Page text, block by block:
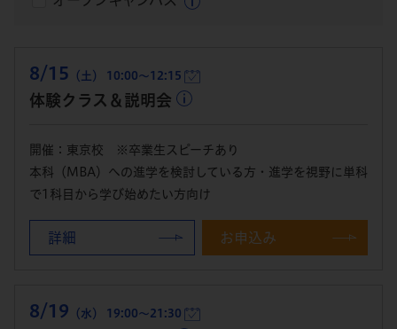
8/15 （土） 10:00～12:15
体験クラス＆説明会
開催：東京校 ※卒業生スピーチあり
本科（MBA）への進学を検討している方・進学を視野に単科
で1科目から学び始めたい方向け
詳細 お申込み
8/19 （水） 19:00～21:30